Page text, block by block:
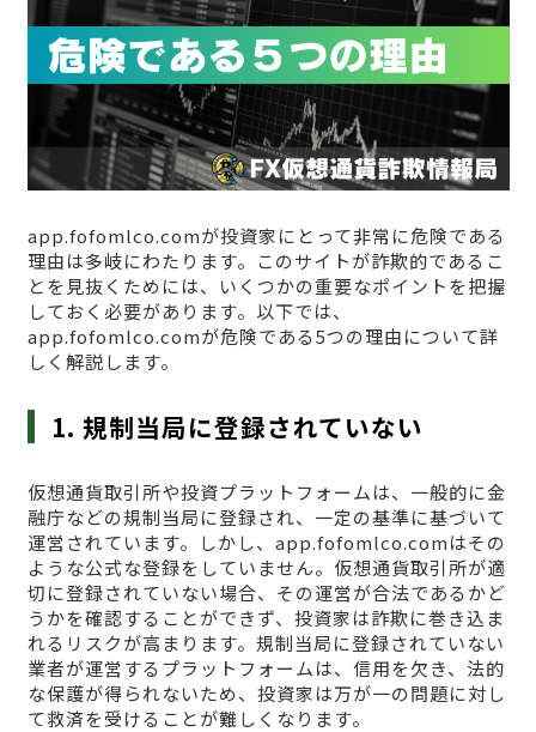
app.fofomlco.comが投資家にとって非常に危険である
理由は多岐にわたります。このサイトが詐欺的であるこ
とを見抜くためには、いくつかの重要なポイントを把握
しておく必要があります。以下では、
app.fofomlco.comが危険である5つの理由について詳
しく解説します。
1. 規制当局に登録されていない
仮想通貨取引所や投資プラットフォームは、一般的に金
融庁などの規制当局に登録され、一定の基準に基づいて
運営されています。しかし、app.fofomlco.comはその
ような公式な登録をしていません。仮想通貨取引所が適
切に登録されていない場合、その運営が合法であるかど
うかを確認することができず、投資家は詐欺に巻き込ま
れるリスクが高まります。規制当局に登録されていない
業者が運営するプラットフォームは、信用を欠き、法的
な保護が得られないため、投資家は万が一の問題に対し
て救済を受けることが難しくなります。